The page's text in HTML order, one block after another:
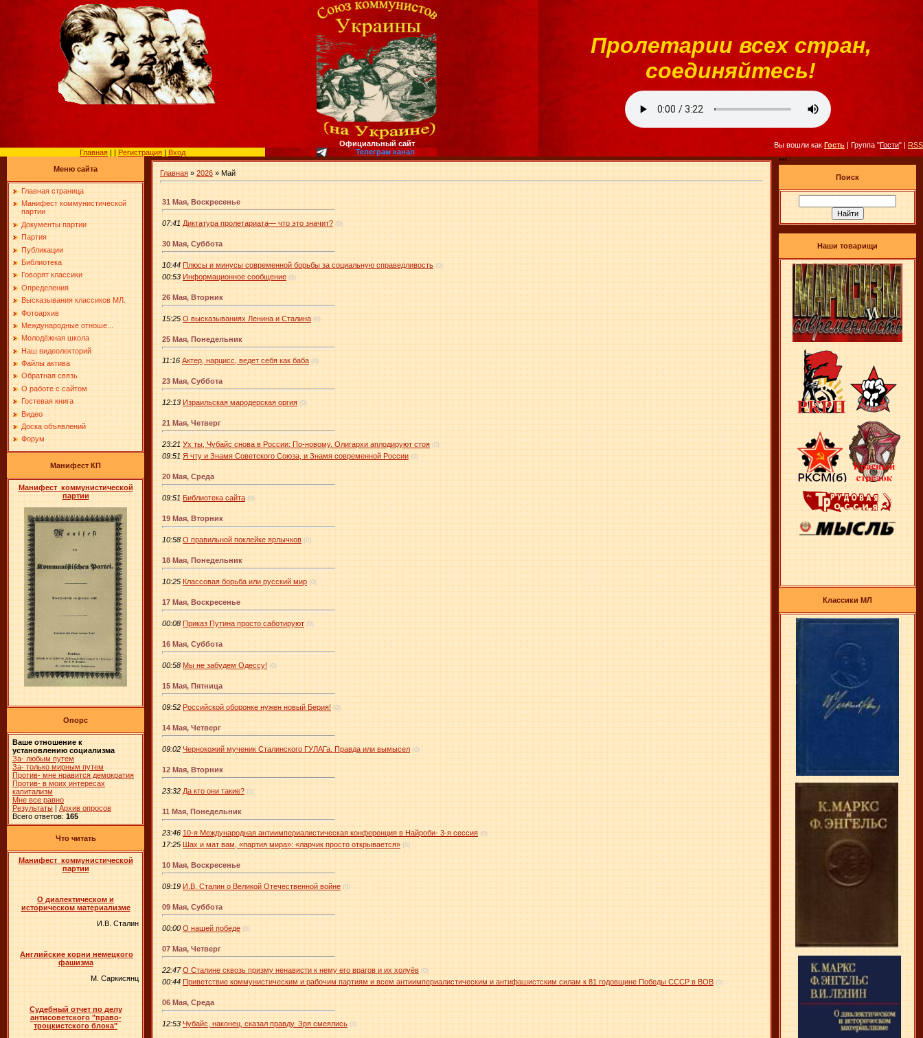
Официальный сайт
Главная | | Регистрация | Вход Телеграм канал
Пролетарии всех стран,
соединяйтесь!
Вы вошли как Гость | Группа "Гости" | RSS
Меню сайта
Главная страница
Манифест коммунистической
партии
Документы партии
Партия
Публикации
Библиотека
Говорят классики
Определения
Высказывания классиков МЛ.
Фотоархив
Международные отноше...
Молодёжная школа
Наш видеолекторий
Файлы актива
Обратная связь
О работе с сайтом
Гостевая книга
Видео
Доска объявлений
Форум
Манифест КП
Манифест коммунистической
партии
Опорс
Ваше отношение к
установлению социализма
За- любым путем
За- только мирным путем
Против- мне нравится демократия
Против- в моих интересах
капитализм
Мне все равно
Результаты | Архив опросов
Всего ответов: 165
Что читать
Манифест коммунистической
партии
О диалектическом и
историческом материализме
И.В. Сталин
Английские корни немецкого
фашизма
М. Саркисянц
Судебный отчет по делу
антисоветского "право-
троцкистского блока"
Главная » 2026 » Май
31 Мая, Воскресенье
07:41 Диктатура пролетариата— что это значит? (0)
30 Мая, Суббота
10:44 Плюсы и минусы современной борьбы за социальную справедливость (0)
00:53 Информационное сообщение (0)
26 Мая, Вторник
15:25 О высказываниях Ленина и Сталина (0)
25 Мая, Понедельник
11:16 Актер, нарцисс, ведет себя как баба (0)
23 Мая, Суббота
12:13 Израильская мародерская оргия (0)
21 Мая, Четверг
23:21 Ух ты, Чубайс снова в России: По-новому. Олигархи аплодируют стоя (0)
09:51 Я чту и Знамя Советского Союза, и Знамя современной России (0)
20 Мая, Среда
09:51 Библиотека сайта (0)
19 Мая, Вторник
10:58 О правильной поклейке ярлычков (0)
18 Мая, Понедельник
10:25 Классовая борьба или русский мир (0)
17 Мая, Воскресенье
00:08 Приказ Путина просто саботируют (0)
16 Мая, Суббота
00:58 Мы не забудем Одессу! (0)
15 Мая, Пятница
09:52 Российской оборонке нужен новый Берия! (0)
14 Мая, Четверг
09:02 Чернокожий мученик Сталинского ГУЛАГа. Правда или вымысел (0)
12 Мая, Вторник
23:32 Да кто они такие? (0)
11 Мая, Понедельник
23:46 10-я Международная антиимпериалистическая конференция в Найроби- 3-я сессия (0)
17:25 Шах и мат вам, «партия мира»: «ларчик просто открывается» (0)
10 Мая, Воскресенье
09:19 И.В. Сталин о Великой Отечественной войне (0)
09 Мая, Суббота
00:00 О нашей победе (0)
07 Мая, Четверг
22:47 О Сталине сквозь призму ненависти к нему его врагов и их холуёв (0)
00:44 Приветствие коммунистическим и рабочим партиям и всем антиимпериалистическим и антифашистским силам к 81 годовщине Победы СССР в ВОВ (0)
06 Мая, Среда
12:53 Чубайс, наконец, сказал правду. Зря смеялись (0)
***
Поиск
Наши товарищи
Классики МЛ